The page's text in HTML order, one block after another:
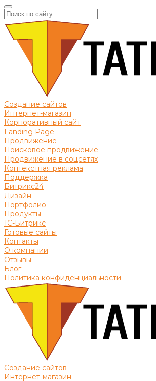
Создание сайтов
Интернет-магазин
Корпоративный сайт
Landing Page
Продвижение
Поисковое продвижение
Продвижение в соцсетях
Контекстная реклама
Поддержка
Битрикс24
Дизайн
Портфолио
Продукты
1С-Битрикс
Готовые сайты
Контакты
О компании
Отзывы
Блог
Политика конфиденциальности
Создание сайтов
Интернет-магазин